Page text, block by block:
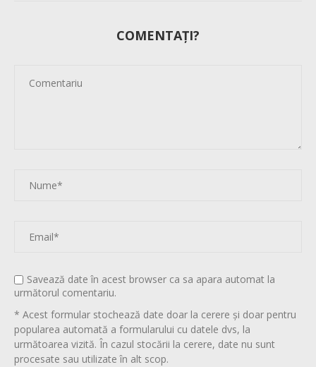
COMENTAȚI?
Savează date în acest browser ca sa apara automat la
următorul comentariu.
* Acest formular stochează date doar la cerere și doar pentru
popularea automată a formularului cu datele dvs, la
următoarea vizită. În cazul stocării la cerere, date nu sunt
procesate sau utilizate în alt scop.